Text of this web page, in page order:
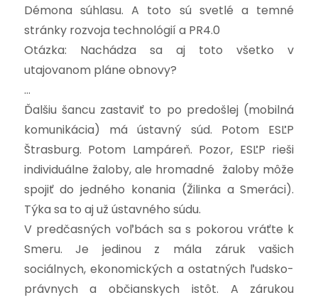
Démona súhlasu. A toto sú svetlé a temné
stránky rozvoja technológií a PR4.0
Otázka: Nachádza sa aj toto všetko v
utajovanom pláne obnovy?
…
Ďalšiu šancu zastaviť to po predošlej (mobilná
komunikácia) má ústavný súd. Potom ESĽP
Štrasburg. Potom Lampáreň. Pozor, ESĽP rieši
individuálne žaloby, ale hromadné žaloby môže
spojiť do jedného konania (Žilinka a Smeráci).
Týka sa to aj už ústavného súdu.
V predčasných voľbách sa s pokorou vráťte k
Smeru. Je jedinou z mála záruk vašich
sociálnych, ekonomických a ostatných ľudsko-
právnych a občianskych istôt. A zárukou